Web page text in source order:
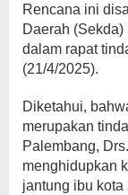
Rencana ini
Daerah
dalam rapat
(21/4/2025).
Diketahui,
merupakan
Palembang,
menghidupkan
jantung ibu kota